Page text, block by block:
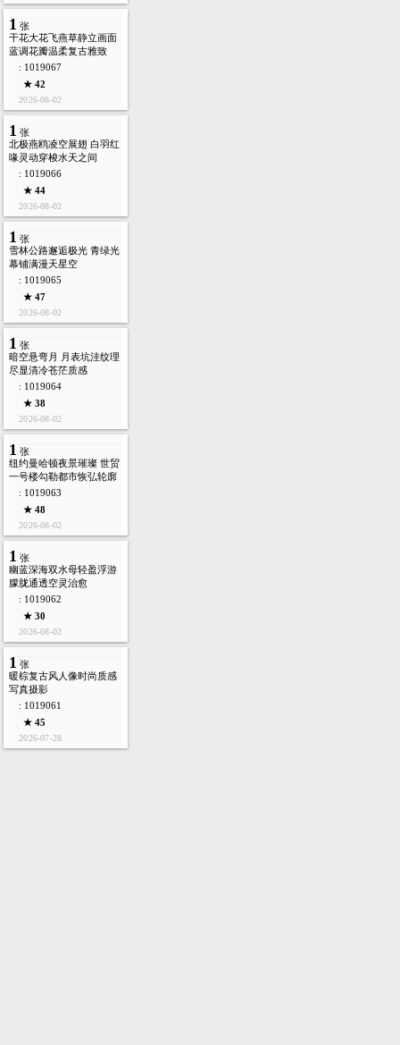
1 张
干花大花飞燕草静立画面
蓝调花瓣温柔复古雅致
: 1019067
★ 42
2026-08-02
1 张
北极燕鸥凌空展翅 白羽红
喙灵动穿梭水天之间
: 1019066
★ 44
2026-08-02
1 张
雪林公路邂逅极光 青绿光
幕铺满漫天星空
: 1019065
★ 47
2026-08-02
1 张
暗空悬弯月 月表坑洼纹理
尽显清冷苍茫质感
: 1019064
★ 38
2026-08-02
1 张
纽约曼哈顿夜景璀璨 世贸
一号楼勾勒都市恢弘轮廓
: 1019063
★ 48
2026-08-02
1 张
幽蓝深海双水母轻盈浮游
朦胧通透空灵治愈
: 1019062
★ 30
2026-08-02
1 张
暖棕复古风人像时尚质感
写真摄影
: 1019061
★ 45
2026-07-28